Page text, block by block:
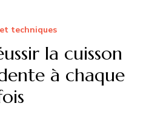
techniques
la cuisson
à chaque